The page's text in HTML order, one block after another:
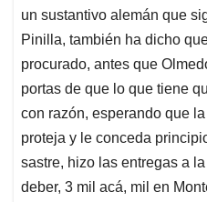
un sustantivo alemán que
Pinilla, también ha dicho
procurado, antes que
portas de que lo que tiene
con razón, esperando que
proteja y le conceda
sastre, hizo las entregas a
deber, 3 mil acá, mil en